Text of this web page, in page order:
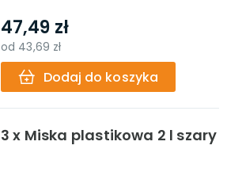
47,49 zł
od 43,69 zł
Dodaj do koszyka
3 x Miska plastikowa 2 l szary